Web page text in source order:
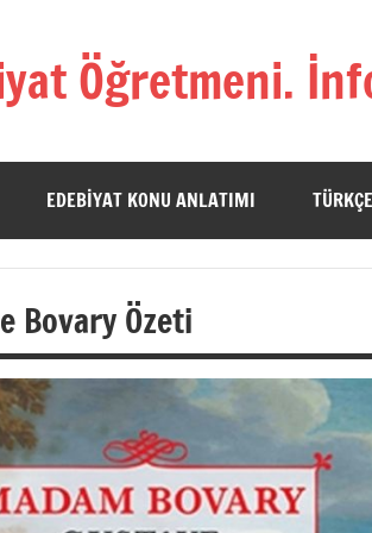
Öğretmeni.
EDEBIYAT KONU ANLATIMI
Bovary Özeti